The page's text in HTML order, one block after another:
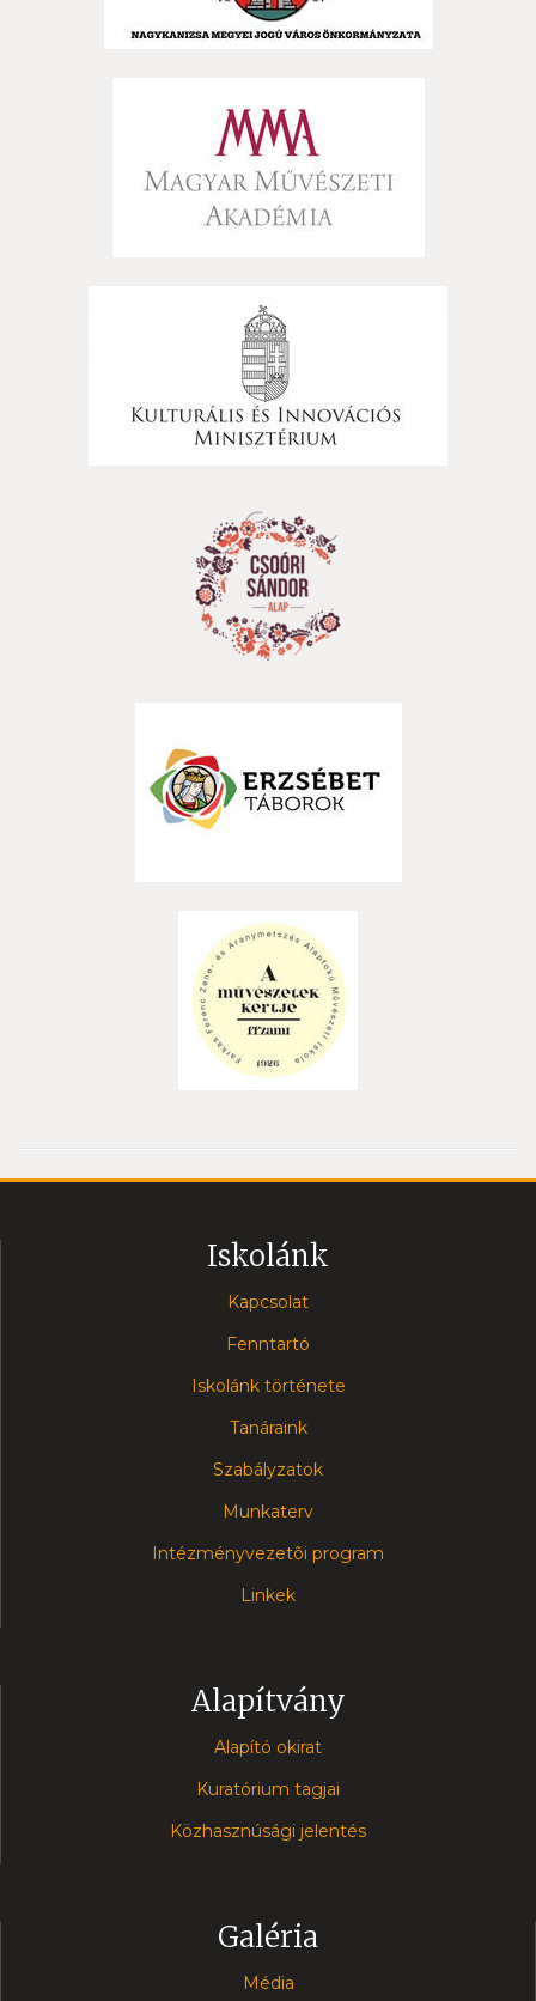
Iskolánk
Kapcsolat
Fenntartó
Iskolánk története
Tanáraink
Szabályzatok
Munkaterv
Intézményvezetõi program
Linkek
Alapítvány
Alapító okirat
Kuratórium tagjai
Közhasznúsági jelentés
Galéria
Média